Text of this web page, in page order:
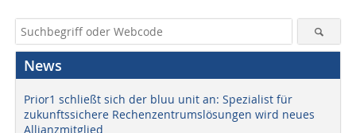
News
Prior1 schließt sich der bluu unit an: Spezialist für
zukunftssichere Rechenzentrumslösungen wird neues
Allianzmitglied